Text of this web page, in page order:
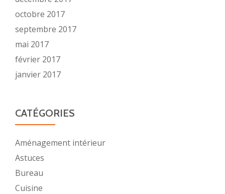
octobre 2017
septembre 2017
mai 2017
février 2017
janvier 2017
CATÉGORIES
Aménagement intérieur
Astuces
Bureau
Cuisine